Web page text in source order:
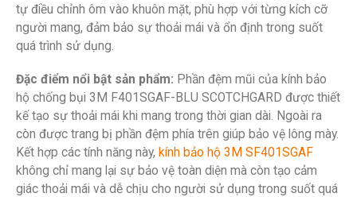
tự điều chỉnh ôm vào khuôn mặt, phù hợp với từng kích cỡ
người mang, đảm bảo sự thoải mái và ổn định trong suốt
quá trình sử dụng.
Đặc điểm nổi bật sản phẩm: Phần đệm mũi của kính bảo
hộ chống bụi 3M F401SGAF-BLU SCOTCHGARD được thiết
kế tạo sự thoải mái khi mang trong thời gian dài. Ngoài ra
còn được trang bị phần đệm phía trên giúp bảo vệ lông mày.
Kết hợp các tính năng này, kính bảo hộ 3M SF401SGAF
không chỉ mang lại sự bảo vệ toàn diện mà còn tạo cảm
giác thoải mái và dễ chịu cho người sử dụng trong suốt quá